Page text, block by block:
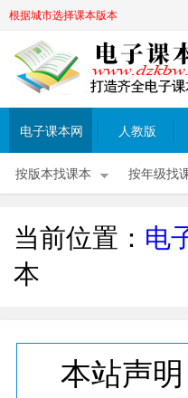
根据城市选择课本版本
电子课本网 人教版
按版本找课本 按年级找
当前位置： 电
本
本站声明